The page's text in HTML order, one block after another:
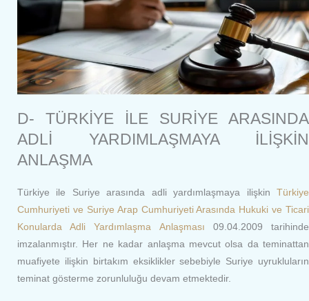
D- TÜRKİYE İLE SURİYE ARASINDA
ADLİ YARDIMLAŞMAYA İLİŞKİN
ANLAŞMA
Türkiye ile Suriye arasında adli yardımlaşmaya ilişkin Türkiye
Cumhuriyeti ve Suriye Arap Cumhuriyeti Arasında Hukuki ve Ticari
Konularda Adli Yardımlaşma Anlaşması 09.04.2009 tarihinde
imzalanmıştır. Her ne kadar anlaşma mevcut olsa da teminattan
muafiyete ilişkin birtakım eksiklikler sebebiyle Suriye uyrukluların
teminat gösterme zorunluluğu devam etmektedir.